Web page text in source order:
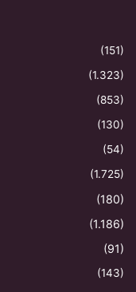
(151)
(1.323)
(853)
(130)
(54)
(1.725)
(180)
(1.186)
(91)
(143)